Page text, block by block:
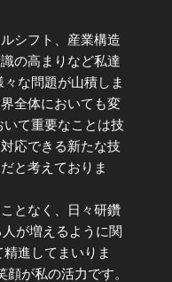
シフト、産業構造
の高まりなど私達
な問題が山積しま
全体においても変
て重要なことは技
応できる新たな技
と考えておりま
となく、日々研鑽
が増えるように関
進してまいりま
が私の活力です。